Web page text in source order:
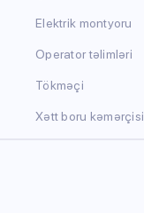
Elektrik montyoru
Operator təlimləri
Tökməçi
Xətt boru kəmərçisi